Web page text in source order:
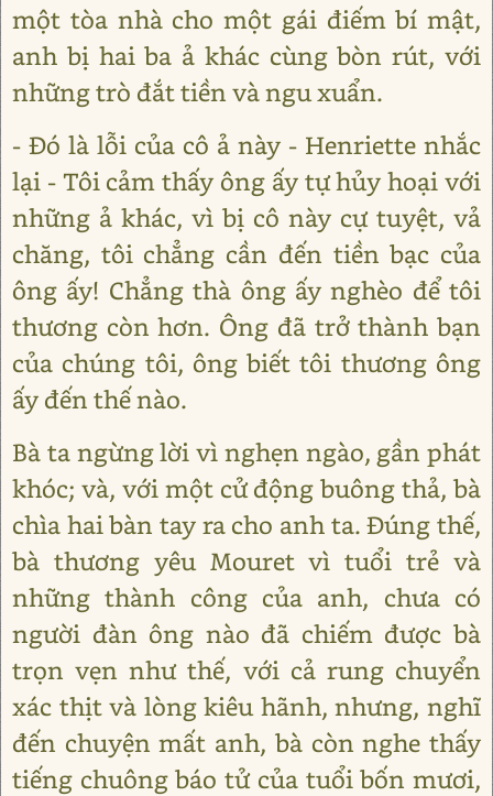
một tòa nhà cho một gái điếm bí mật,
anh bị hai ba ả khác cùng bòn rút, với
những trò đắt tiền và ngu xuẩn.
- Đó là lỗi của cô ả này - Henriette nhắc
lại - Tôi cảm thấy ông ấy tự hủy hoại với
những ả khác, vì bị cô này cự tuyệt, vả
chăng, tôi chẳng cần đến tiền bạc của
ông ấy! Chẳng thà ông ấy nghèo để tôi
thương còn hơn. Ông đã trở thành bạn
của chúng tôi, ông biết tôi thương ông
ấy đến thế nào.
Bà ta ngừng lời vì nghẹn ngào, gần phát
khóc; và, với một cử động buông thả, bà
chìa hai bàn tay ra cho anh ta. Đúng thế,
bà thương yêu Mouret vì tuổi trẻ và
những thành công của anh, chưa có
người đàn ông nào đã chiếm được bà
trọn vẹn như thế, với cả rung chuyển
xác thịt và lòng kiêu hãnh, nhưng, nghĩ
đến chuyện mất anh, bà còn nghe thấy
tiếng chuông báo tử của tuổi bốn mươi,